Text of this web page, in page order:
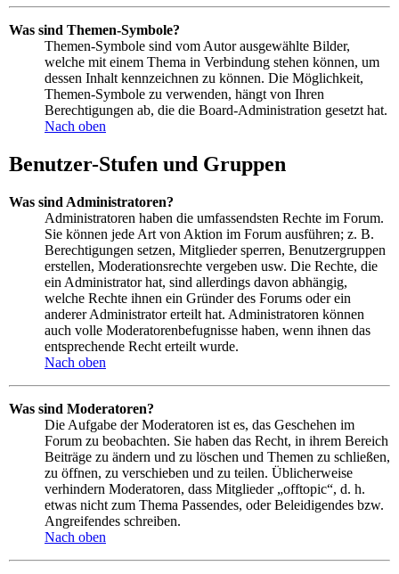
Was sind Themen-Symbole?
Themen-Symbole sind vom Autor ausgewählte Bilder,
welche mit einem Thema in Verbindung stehen können, um
dessen Inhalt kennzeichnen zu können. Die Möglichkeit,
Themen-Symbole zu verwenden, hängt von Ihren
Berechtigungen ab, die die Board-Administration gesetzt hat.
Nach oben
Benutzer-Stufen und Gruppen
Was sind Administratoren?
Administratoren haben die umfassendsten Rechte im Forum.
Sie können jede Art von Aktion im Forum ausführen; z. B.
Berechtigungen setzen, Mitglieder sperren, Benutzergruppen
erstellen, Moderationsrechte vergeben usw. Die Rechte, die
ein Administrator hat, sind allerdings davon abhängig,
welche Rechte ihnen ein Gründer des Forums oder ein
anderer Administrator erteilt hat. Administratoren können
auch volle Moderatorenbefugnisse haben, wenn ihnen das
entsprechende Recht erteilt wurde.
Nach oben
Was sind Moderatoren?
Die Aufgabe der Moderatoren ist es, das Geschehen im
Forum zu beobachten. Sie haben das Recht, in ihrem Bereich
Beiträge zu ändern und zu löschen und Themen zu schließen,
zu öffnen, zu verschieben und zu teilen. Üblicherweise
verhindern Moderatoren, dass Mitglieder „offtopic“, d. h.
etwas nicht zum Thema Passendes, oder Beleidigendes bzw.
Angreifendes schreiben.
Nach oben